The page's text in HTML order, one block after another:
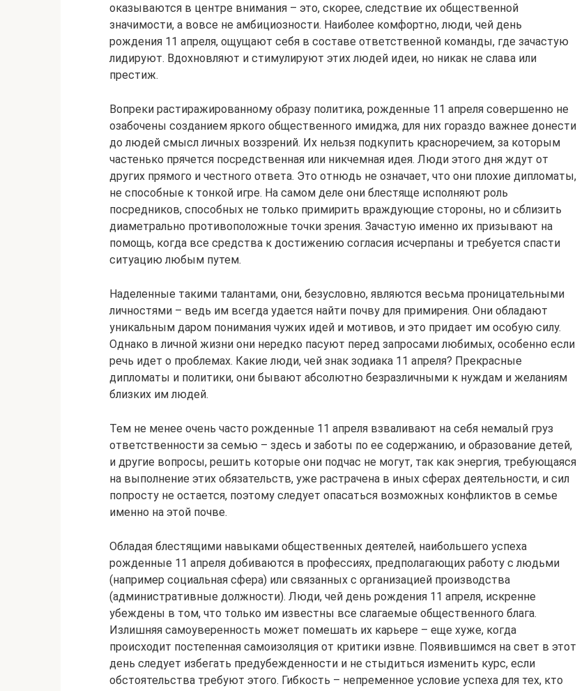
оказываются в центре внимания – это, скорее, следствие их общественной
значимости, а вовсе не амбициозности. Наиболее комфортно, люди, чей день
рождения 11 апреля, ощущают себя в составе ответственной команды, где зачастую
лидируют. Вдохновляют и стимулируют этих людей идеи, но никак не слава или
престиж.
Вопреки растиражированному образу политика, рожденные 11 апреля совершенно не
озабочены созданием яркого общественного имиджа, для них гораздо важнее донести
до людей смысл личных воззрений. Их нельзя подкупить красноречием, за которым
частенько прячется посредственная или никчемная идея. Люди этого дня ждут от
других прямого и честного ответа. Это отнюдь не означает, что они плохие дипломаты,
не способные к тонкой игре. На самом деле они блестяще исполняют роль
посредников, способных не только примирить враждующие стороны, но и сблизить
диаметрально противоположные точки зрения. Зачастую именно их призывают на
помощь, когда все средства к достижению согласия исчерпаны и требуется спасти
ситуацию любым путем.
Наделенные такими талантами, они, безусловно, являются весьма проницательными
личностями – ведь им всегда удается найти почву для примирения. Они обладают
уникальным даром понимания чужих идей и мотивов, и это придает им особую силу.
Однако в личной жизни они нередко пасуют перед запросами любимых, особенно если
речь идет о проблемах. Какие люди, чей знак зодиака 11 апреля? Прекрасные
дипломаты и политики, они бывают абсолютно безразличными к нуждам и желаниям
близких им людей.
Тем не менее очень часто рожденные 11 апреля взваливают на себя немалый груз
ответственности за семью – здесь и заботы по ее содержанию, и образование детей,
и другие вопросы, решить которые они подчас не могут, так как энергия, требующаяся
на выполнение этих обязательств, уже растрачена в иных сферах деятельности, и сил
попросту не остается, поэтому следует опасаться возможных конфликтов в семье
именно на этой почве.
Обладая блестящими навыками общественных деятелей, наибольшего успеха
рожденные 11 апреля добиваются в профессиях, предполагающих работу с людьми
(например социальная сфера) или связанных с организацией производства
(административные должности). Люди, чей день рождения 11 апреля, искренне
убеждены в том, что только им известны все слагаемые общественного блага.
Излишняя самоуверенность может помешать их карьере – еще хуже, когда
происходит постепенная самоизоляция от критики извне. Появившимся на свет в этот
день следует избегать предубежденности и не стыдиться изменить курс, если
обстоятельства требуют этого. Гибкость – непременное условие успеха для тех, кто